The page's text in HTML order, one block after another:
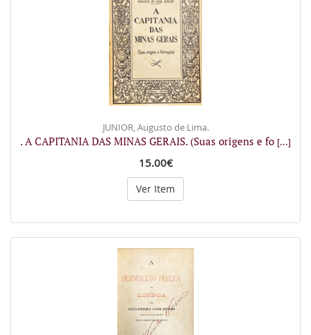
JUNIOR, Augusto de Lima.
. A CAPITANIA DAS MINAS GERAIS. (Suas origens e fo [...]
15.00€
Ver Item